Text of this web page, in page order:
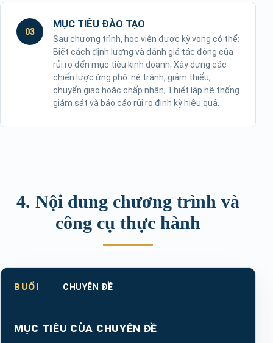
03
MỤC TIÊU ĐÀO TẠO
Sau chương trình, học viên được kỳ vọng có thể:
Biết cách định lượng và đánh giá tác động của
rủi ro đến mục tiêu kinh doanh; Xây dựng các
chiến lược ứng phó: né tránh, giảm thiểu,
chuyển giao hoặc chấp nhận; Thiết lập hệ thống
giám sát và báo cáo rủi ro định kỳ hiệu quả.
4. Nội dung chương trình và
công cụ thực hành
BUỔI CHUYÊN ĐỀ
MỤC TIÊU CỦA CHUYÊN ĐỀ